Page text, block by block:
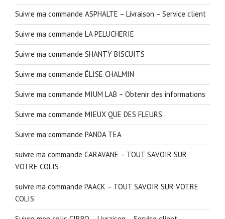
Suivre ma commande ASPHALTE – Livraison – Service client
Suivre ma commande LA PELUCHERIE
Suivre ma commande SHANTY BISCUITS
Suivre ma commande ÉLISE CHALMIN
Suivre ma commande MIUM LAB – Obtenir des informations
Suivre ma commande MIEUX QUE DES FLEURS
Suivre ma commande PANDA TEA
suivre ma commande CARAVANE – TOUT SAVOIR SUR
VOTRE COLIS
suivre ma commande PAACK – TOUT SAVOIR SUR VOTRE
COLIS